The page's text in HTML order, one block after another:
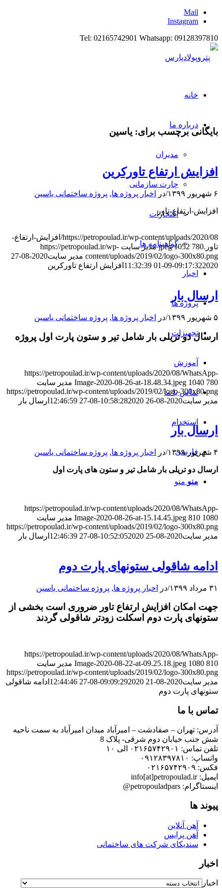
Mail
Instagram
Tel: 02165742901 Whatsapp: 09128397810
خانه
درباره ما
مدیران
چارت سازمانی
افتخارات
گواهینامه ها
اخبار
پروژه ها
تجهیزات
آموزش
تماس با ما
استخدام
فارسی
منو منو
بایگانی برچسب برای: یاسین
افزایش ارتفاع تاورکرین
۶ شهریور ۱۳۹۹ /در اخبار پروژه ها, پروژه ساختمانی یاسین
افزایش-ارتفاع-تاور
https://petropoulad.ir/wp-content/uploads/2020/08/افزایش-ارتفاع-
تاور.jpeg
1052 780 مدیر سایت https://petropoulad.ir/wp-
content/uploads/2019/02/logo-300x80.png مدیر سایت
2020-08-27
09:17:322020-09-01 11:32:39 افزایش ارتفاع تاورکرین
ارسال بار
۵ شهریور ۱۳۹۹ /در اخبار پروژه ها, پروژه ساختمانی یاسین
ارسال دو تریلی بار شامل تیر و ستون پارت اول پروژه
https://petropoulad.ir/wp-content/uploads/2020/08/WhatsApp-
Image-2020-08-26-at-18.48.34.jpeg 1040 780
مدیر سایت
https://petropoulad.ir/wp-content/uploads/2019/02/logo-300x80.png
مدیر سایت2020-08-26 10:58:28
2020-08-27 12:46:59 ارسال بار
ارسال بار
۴ شهریور ۱۳۹۹ /در اخبار پروژه ها, پروژه ساختمانی یاسین
ارسال دو تریلی بار شامل تیر و ستون های پارت اول
https://petropoulad.ir/wp-content/uploads/2020/08/WhatsApp-
Image-2020-08-26-at-15.14.45.jpeg 810 1080
مدیر سایت
https://petropoulad.ir/wp-content/uploads/2019/02/logo-300x80.png
مدیر سایت2020-08-25 10:52:05
2020-08-27 12:46:39 ارسال بار
ادامه شاقولی ستونهای پارت دوم
۳۱ مرداد ۱۳۹۹ /در اخبار پروژه ها, پروژه ساختمانی یاسین
جهت امکان افزایش ارتفاع تاور ضروری است بخشی از
ستونهای پارت دوم اسکلت زودتر شاقولی گردند
https://petropoulad.ir/wp-content/uploads/2020/08/WhatsApp-
Image-2020-08-22-at-09.25.18.jpeg 1080 810
مدیر سایت
https://petropoulad.ir/wp-content/uploads/2019/02/logo-300x80.png
مدیر سایت2020-08-21 09:09:29
2020-08-27 12:44:46
ادامه شاقولی
ستونهای پارت دوم
تماس با ما
آدرس: تهران – صفادشت – امیرآباد میدان امیرآباد به سمت ناحیه
شش جنب خیابان دوم شرقی- پلاک 8
تلفن تماس: ۰۲۱۶۵۷۴۲۹۰۱ الی ۱۰
واتساپ: ۰۹۱۲۸۳۹۷۸۱۰
فکس: ۰۲۱۶۵۷۴۲۹۰۹
ایمیل: info[at]petropoulad.ir
اینستاگرام: petropouladpars@
پیوند ها
آهن آنلاین
آهن پرایس
سندیکای شرکت های ساختمانی
اخبار
اخبار